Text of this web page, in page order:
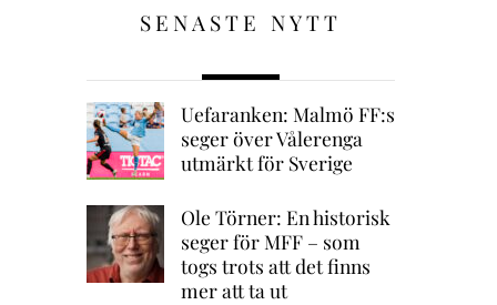
SENASTE NYTT
Uefaranken: Malmö FF:s
seger över Vålerenga
utmärkt för Sverige
Ole Törner: En historisk
seger för MFF – som
togs trots att det finns
mer att ta ut